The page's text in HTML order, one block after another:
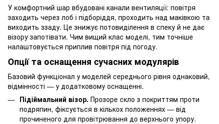
У комфортний шар вбудовані канали вентиляції: повітря
заходить через лоб і підборіддя, проходить над маківкою та
виходить ззаду. Це знижує потовиділення в спеку й не дає
візору запотівати. Чим вищий клас моделі, тим точніше
налаштовується приплив повітря під погоду.
Опції та оснащення сучасних модулярів
Базовий функціонал у моделей середнього рівня однаковий,
відмінності — у додатковому оснащенні.
Підіймальний візор. Прозоре скло з покриттям проти
подряпин, фіксується в кількох положеннях — від
прочиненого для провітрювання до верхнього упору.